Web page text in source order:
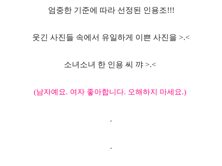
엄중한 기준에 따라 선정된 인용조!!!
웃긴 사진들 속에서 유일하게 이쁜 사진을 >.<
소녀소녀 한 인용 씨 꺄 >.<
(남자예요. 여자 좋아합니다. 오해하지 마세요.)
.
.